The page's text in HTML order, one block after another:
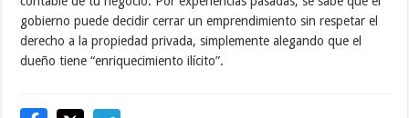
gobierno puede decidir cerrar un emprendimiento sin respetar el
derecho a la propiedad privada, simplemente alegando que el
dueño tiene “enriquecimiento ilícito”.